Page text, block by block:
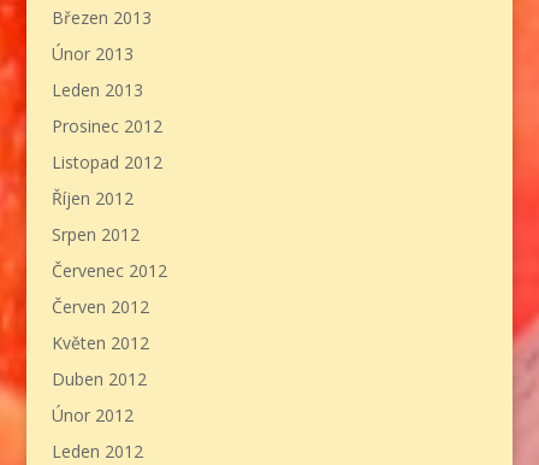
Březen 2013
Únor 2013
Leden 2013
Prosinec 2012
Listopad 2012
Říjen 2012
Srpen 2012
Červenec 2012
Červen 2012
Květen 2012
Duben 2012
Únor 2012
Leden 2012